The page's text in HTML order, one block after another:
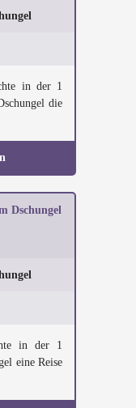
in der 1
die
Dschungel
in der 1
eine Reise